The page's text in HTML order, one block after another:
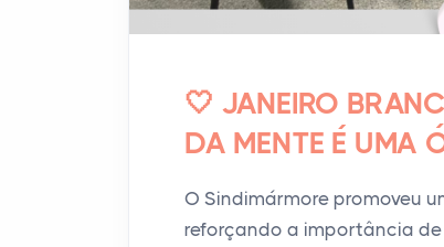
🤍 JANEIRO
DA MENTE É UMA
O Sindimármore promoveu
reforçando a importância